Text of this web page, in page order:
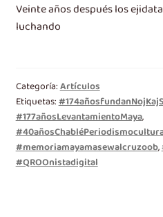
Veinte años después los
luchando
Categoría:Artículos
Etiquetas:
#177añosLevantamientoMaya,
#memoriamayamasewalcruzoob,
#QROOnistadigital